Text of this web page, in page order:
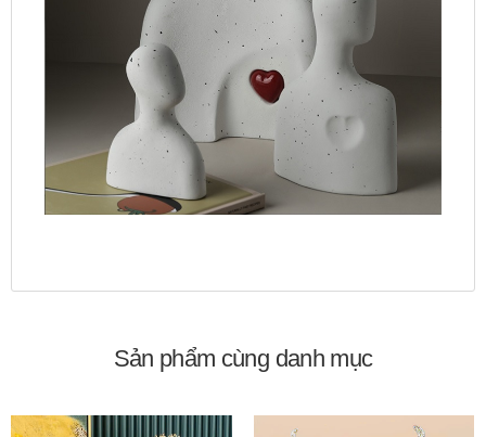
Sản phẩm cùng danh mục